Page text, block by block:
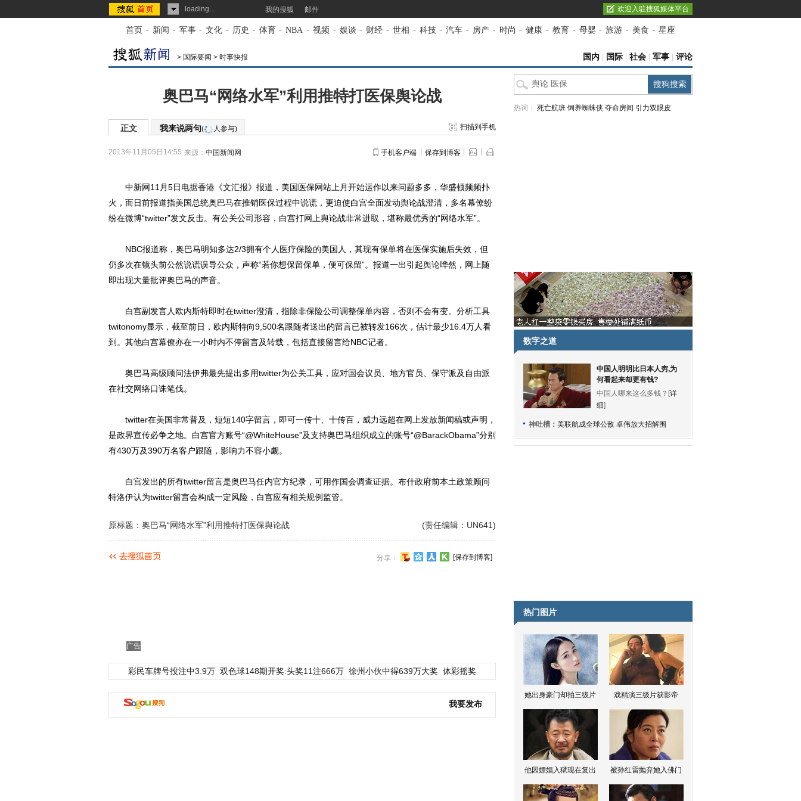
loading... 我的搜狐 邮件 欢迎入驻搜狐媒体平台
首页 - 新闻 - 军事 - 文化 - 历史 - 体育 - NBA - 视频 - 娱谈 - 财经 - 世相 - 科技 - 汽车 - 房产 - 时尚 - 健康 - 教育 - 母婴 - 旅游 - 美食 - 星座
> 国际要闻 > 时事快报 国内 国际 社会 军事 评论
奥巴马“网络水军”利用推特打医保舆论战
正文 我来说两句( 人参与) 扫描到手机
2013年11月05日14:55 来源： 中国新闻网 手机客户端 保存到博客
中新网11月5日电据香港《文汇报》报道，美国医保网站上月开始运作以来问题多多，华盛顿频频扑
火，而日前报道指美国总统奥巴马在推销医保过程中说谎，更迫使白宫全面发动舆论战澄清，多名幕僚纷
纷在微博“twitter”发文反击。有公关公司形容，白宫打网上舆论战非常进取，堪称最优秀的“网络水军”。
NBC报道称，奥巴马明知多达2/3拥有个人医疗保险的美国人，其现有保单将在医保实施后失效，但
仍多次在镜头前公然说谎误导公众，声称“若你想保留保单，便可保留”。报道一出引起舆论哗然，网上随
即出现大量批评奥巴马的声音。
白宫副发言人欧内斯特即时在twitter澄清，指除非保险公司调整保单内容，否则不会有变。分析工具
twitonomy显示，截至前日，欧内斯特向9,500名跟随者送出的留言已被转发166次，估计最少16.4万人看
到。其他白宫幕僚亦在一小时内不停留言及转载，包括直接留言给NBC记者。
奥巴马高级顾问法伊弗最先提出多用twitter为公关工具，应对国会议员、地方官员、保守派及自由派
在社交网络口诛笔伐。
twitter在美国非常普及，短短140字留言，即可一传十、十传百，威力远超在网上发放新闻稿或声明，
是政界宣传必争之地。白宫官方账号“@WhiteHouse”及支持奥巴马组织成立的账号“@BarackObama”分别
有430万及390万名客户跟随，影响力不容小觑。
白宫发出的所有twitter留言是奥巴马任内官方纪录，可用作国会调查证据。布什政府前本土政策顾问
特洛伊认为twitter留言会构成一定风险，白宫应有相关规例监管。
(责任编辑：UN641)
原标题：奥巴马“网络水军”利用推特打医保舆论战
分享： [保存到博客]
广告
彩民车牌号投注中3.9万 双色球148期开奖:头奖11注666万 徐州小伙中得639万大奖 体彩摇奖
我要发布
热词： 死亡航班 饲养蜘蛛侠 夺命房间 引力双眼皮
数字之道
中国人明明比日本人穷,为
何看起来却更有钱?
中国人哪来这么多钱？[详
细]
神吐槽： 美联航成全球公敌 卓伟放大招解围
热门图片
她出身豪门却拍三级片 戏精演三级片获影帝
他因嫖娼入狱现在复出 被孙红雷抛弃她入佛门